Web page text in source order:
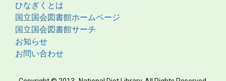
ひなぎくとは
国立国会図書館ホームページ
国立国会図書館サーチ
お知らせ
お問い合わせ